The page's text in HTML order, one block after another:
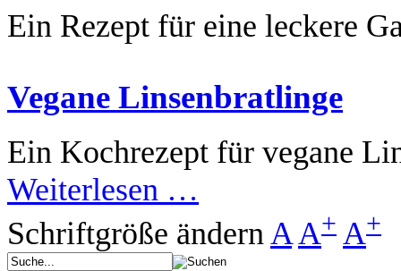
Ein Rezept für eine leckere
Vegane Linsenbratlinge
Ein Kochrezept für vegane
Weiterlesen …
Schriftgröße ändern A A+ A+